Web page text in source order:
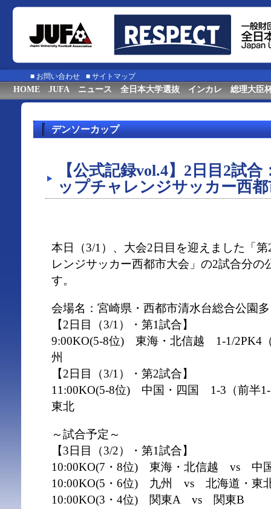
■ お問い合わせ ■ サイトマップ
HOME JUFA ニュース 全日本大学選抜 インカレ 総理大臣
デンソーカップ
【公式記録vol.4】2日目2試
ップチャレンジサッカー西
本日（3/1）、大会2日目を迎えました「
レンジサッカー西都市大会」の2試合分の
す。
会場名：宮崎県・西都市清水台総合公園
【2日目（3/1）・第1試合】
9:00KO(5-8位) 東海・北信越 1-1/2PK4
州
【2日目（3/1）・第2試合】
11:00KO(5-8位) 中国・四国 1-3（前半
東北
～試合予定～
【3日目（3/2）・第1試合】
10:00KO(7・8位) 東海・北信越 vs 中
10:00KO(5・6位) 九州 vs 北海道・東
10:00KO(3・4位) 関東A vs 関東B